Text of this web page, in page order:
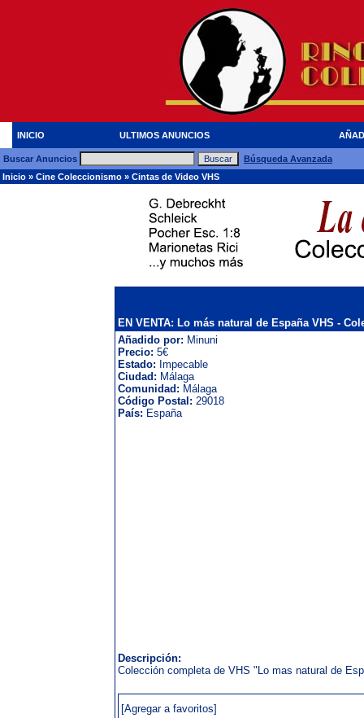
INICIO ULTIMOS ANUNCIOS
Buscar Anuncios
Búsqueda Avanzada
Inicio » Cine Coleccionismo » Cintas de Video VHS
EN VENTA: Lo más natural de España VHS -
Añadido por: Minuni
Precio: 5€
Estado: Impecable
Ciudad: Málaga
Comunidad: Málaga
Código Postal: 29018
País: España
Descripción:
Colección completa de VHS "Lo mas natural de
[Agregar a favoritos]